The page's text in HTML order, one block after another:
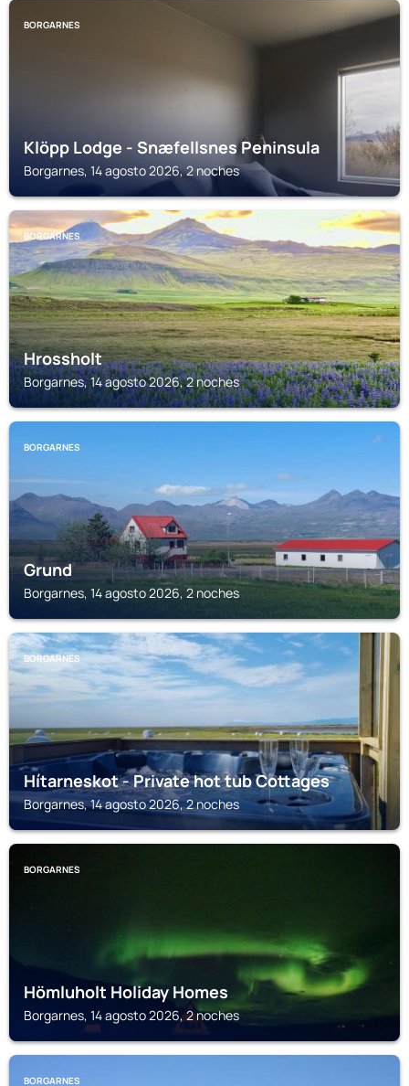
BORGARNES
Klöpp Lodge - Snæfellsnes Peninsula
Borgarnes, 14 agosto 2026, 2 noches
BORGARNES
Hrossholt
Borgarnes, 14 agosto 2026, 2 noches
BORGARNES
Grund
Borgarnes, 14 agosto 2026, 2 noches
BORGARNES
Hítarneskot - Private hot tub Cottages
Borgarnes, 14 agosto 2026, 2 noches
BORGARNES
Hömluholt Holiday Homes
Borgarnes, 14 agosto 2026, 2 noches
BORGARNES